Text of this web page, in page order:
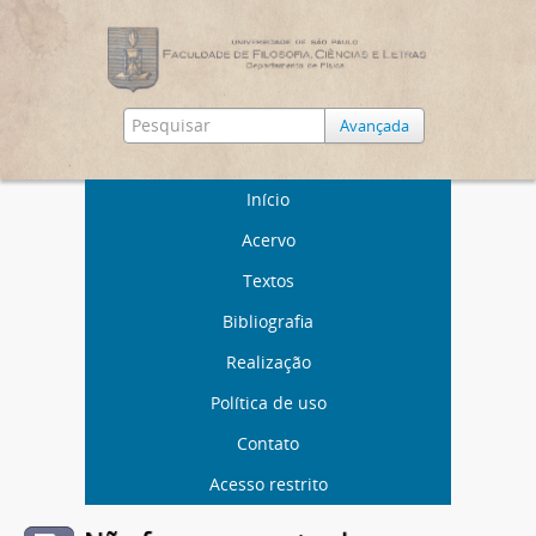
Avançada
Início
Acervo
Textos
Bibliografia
Realização
Política de uso
Contato
Acesso restrito